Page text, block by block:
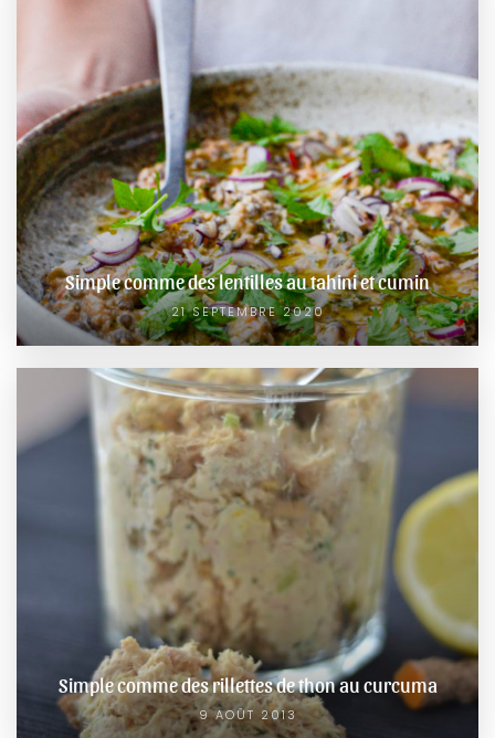
Simple comme des lentilles au tahini et cumin
21 SEPTEMBRE 2020
Simple comme des rillettes de thon au curcuma
9 AOÛT 2013